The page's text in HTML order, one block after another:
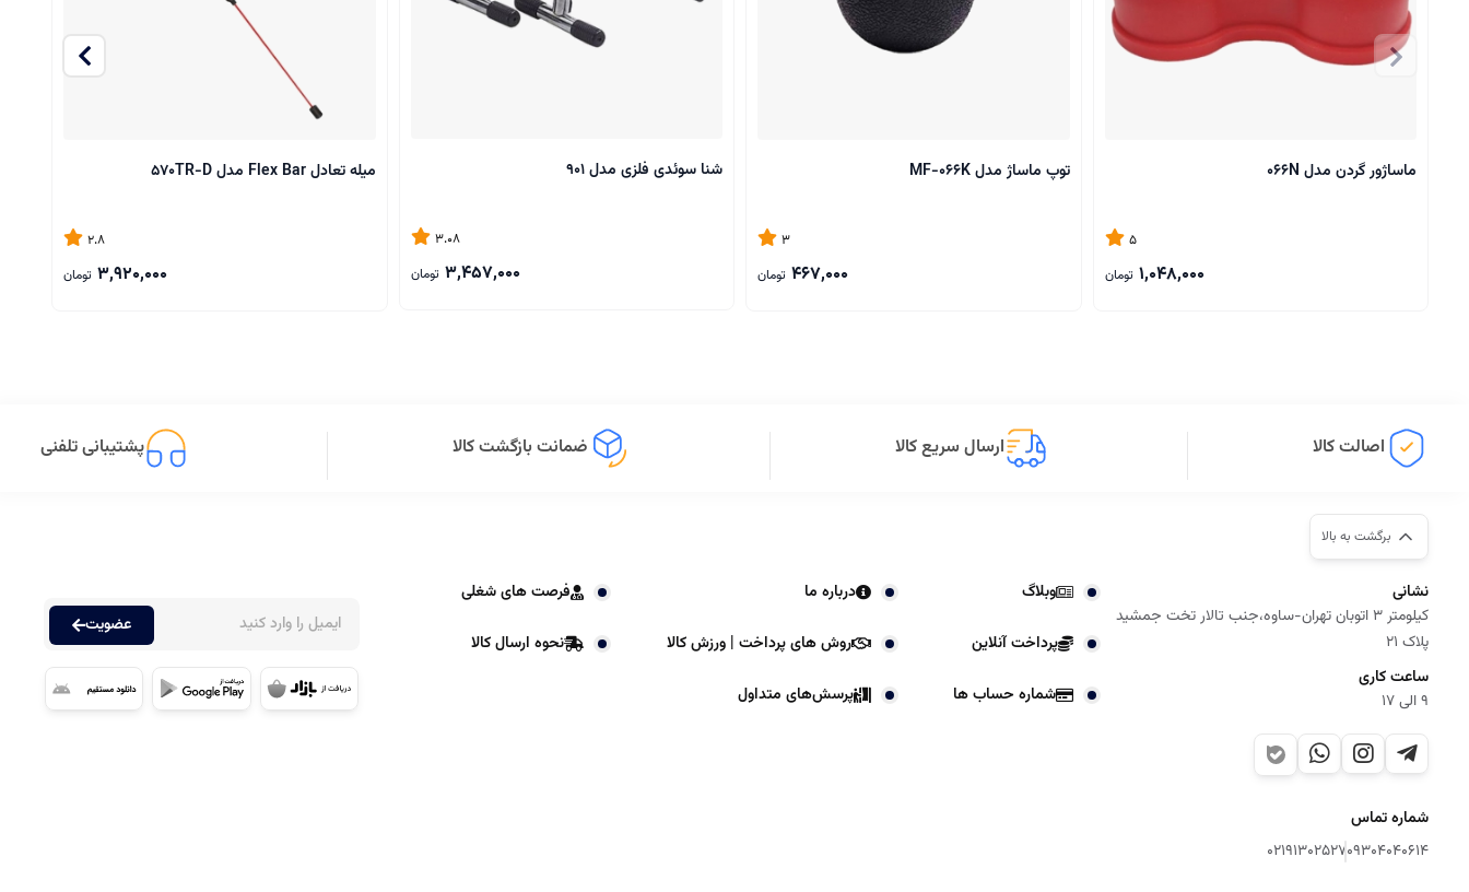
ماساژور گردن مدل 066N
5
1,048,000 تومان
توپ ماساژ مدل MF-066K
3
467,000 تومان
شنا سوئدی فلزی مدل 901
3.08
3,457,000 تومان
میله تعادل Flex Bar مدل 570TR-D
2.8
3,920,000 تومان
اصالت کالا ارسال سریع کالا ضمانت بازگشت کالا پشتیبانی تلفنی
برگشت به بالا
نشانی
کیلومتر 3 اتوبان تهران-ساوه،جنب تالار تخت جمشید
پلاک 21
ساعت کاری
9 الی 17
شماره تماس
09304040614
02191302527
وبلاگ درباره ما فرصت های شغلی
پرداخت آنلاین روش های پرداخت | ورزش کالا نحوه ارسال کالا
شماره حساب ها پرسش‌های متداول
عضویت